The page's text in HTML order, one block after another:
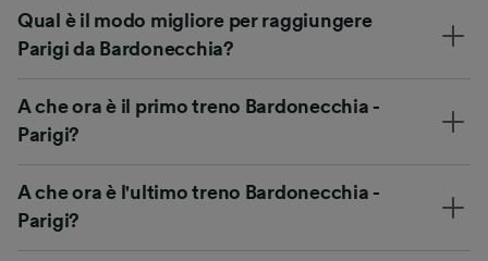
Qual è il modo migliore per raggiungere
Parigi da Bardonecchia?
A che ora è il primo treno Bardonecchia -
Parigi?
A che ora è l'ultimo treno Bardonecchia -
Parigi?